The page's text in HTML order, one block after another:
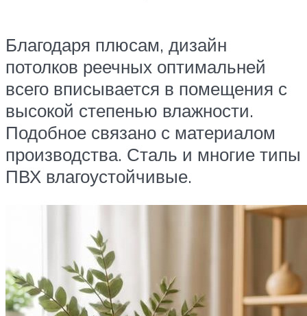
Благодаря плюсам, дизайн
потолков реечных оптимальней
всего вписывается в помещения с
высокой степенью влажности.
Подобное связано с материалом
производства. Сталь и многие типы
ПВХ влагоустойчивые.